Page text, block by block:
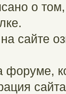
о
сайте